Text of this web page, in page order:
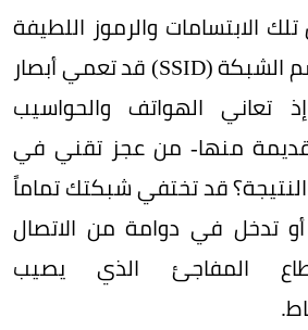
الابتسامات والرموز اللطيفة
التي نضعها في اسم الشبكة (SSID) قد تعمي أبصار
تعاني الهواتف والحواسيب
منها- من عجز تقني في
قد تختفي شبكتك تماماً
تدخل في دوامة من الاتصال
المفاجئ الذي يصيب